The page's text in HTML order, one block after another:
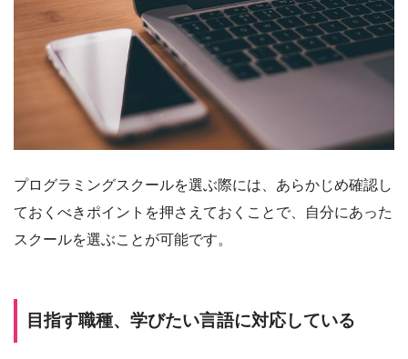
プログラミングスクールを選ぶ際には、あらかじめ確認し
ておくべきポイントを押さえておくことで、自分にあった
スクールを選ぶことが可能です。
目指す職種、学びたい言語に対応している